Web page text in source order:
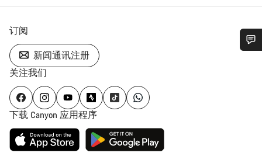
订阅
新闻通讯注册
关注我们
下载 Canyon 应用程序
您需要帮助吗？
我们的客户支持专家正在等待为您答疑解惑。
开始聊天